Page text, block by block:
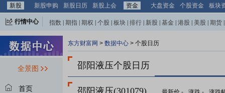
新股
新股申购 新股日历 新股上会 资金 大盘资金 个股资金 板块
行情中心 指数 期指 期权 个股 板块 排行 新股 基金 港股 美股 期货
全景图
首页
东方财富网 > 数据中心 > 个股日历
邵阳液压个股日历
邵阳液压(301079)